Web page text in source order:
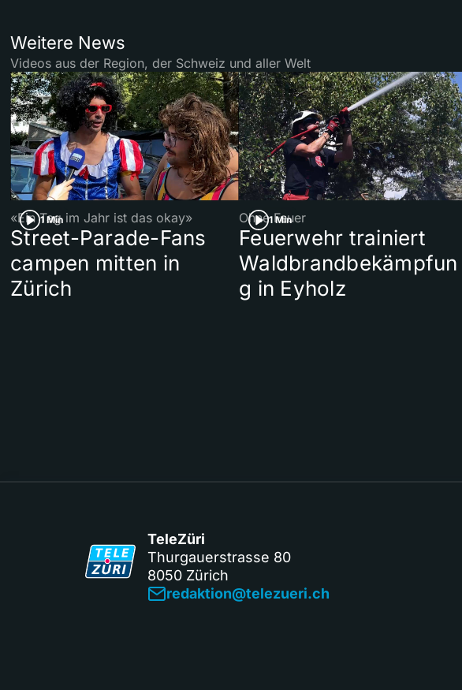
Weitere News
Videos aus der Region, der Schweiz und aller Welt
1 Min
«Ein Tag im Jahr ist das okay»
Street-Parade-Fans
campen mitten in
Zürich
1 Min
Ohne Feuer
Feuerwehr trainiert
Waldbrandbekämpfun
g in Eyholz
TeleZüri
Thurgauerstrasse 80
8050 Zürich
redaktion@telezueri.ch